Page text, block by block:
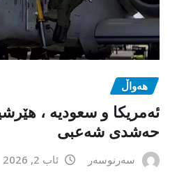
هەواڵ
ئەمریکا و سعودیە ،
حەشدی شەعبی
سەرنوسەر ئاب 2, 2026